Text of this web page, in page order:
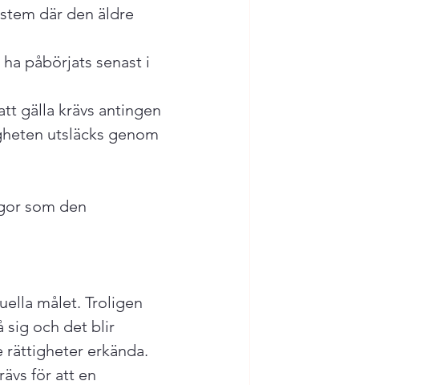
där den äldre
påbörjats senast i
gälla krävs antingen
utsläcks genom
som den
målet. Troligen
sig och det blir
rättigheter erkända.
för att en